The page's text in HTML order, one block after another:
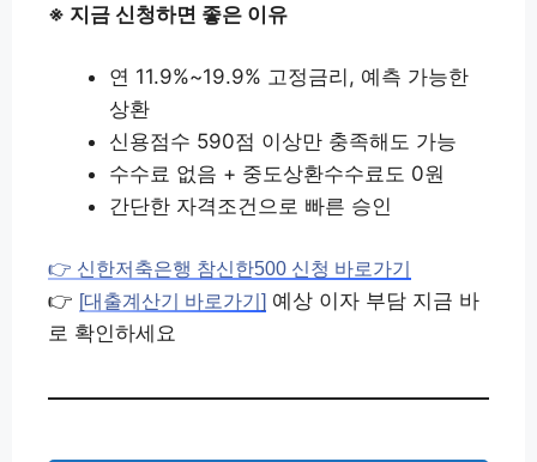
※ 지금 신청하면 좋은 이유
연 11.9%~19.9% 고정금리, 예측 가능한
상환
신용점수 590점 이상만 충족해도 가능
수수료 없음 + 중도상환수수료도 0원
간단한 자격조건으로 빠른 승인
👉 신한저축은행 참신한500 신청 바로가기
👉 [대출계산기 바로가기] 예상 이자 부담 지금 바
로 확인하세요